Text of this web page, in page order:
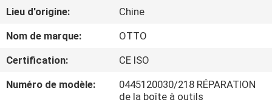
À
PROPOS
DE
Lieu d'origine:
Chine
Nom de marque:
OTTO
Certification:
CE ISO
Numéro de modèle:
0445120030/218 RÉPARATION
de la boîte à outils